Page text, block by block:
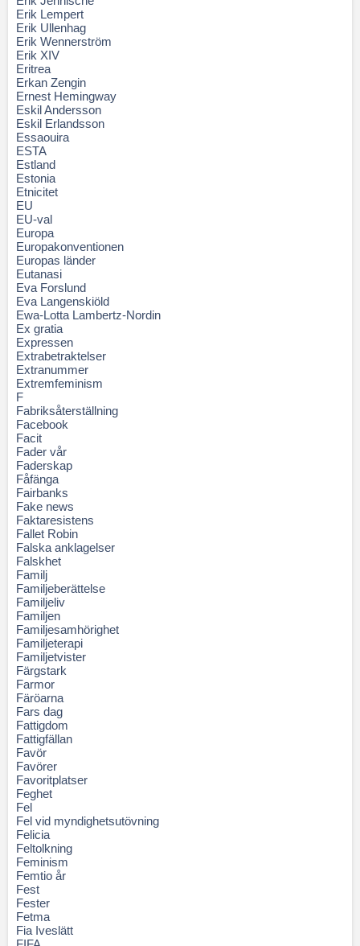
Erik Lempert
Erik Ullenhag
Erik Wennerström
Erik XIV
Eritrea
Erkan Zengin
Ernest Hemingway
Eskil Andersson
Eskil Erlandsson
Essaouira
ESTA
Estland
Estonia
Etnicitet
EU
EU-val
Europa
Europakonventionen
Europas länder
Eutanasi
Eva Forslund
Eva Langenskiöld
Ewa-Lotta Lambertz-Nordin
Ex gratia
Expressen
Extrabetraktelser
Extranummer
Extremfeminism
F
Fabriksåterställning
Facebook
Facit
Fader vår
Faderskap
Fåfänga
Fairbanks
Fake news
Faktaresistens
Fallet Robin
Falska anklagelser
Falskhet
Familj
Familjeberättelse
Familjeliv
Familjen
Familjesamhörighet
Familjeterapi
Familjetvister
Färgstark
Farmor
Färöarna
Fars dag
Fattigdom
Fattigfällan
Favör
Favörer
Favoritplatser
Feghet
Fel
Fel vid myndighetsutövning
Felicia
Feltolkning
Feminism
Femtio år
Fest
Fester
Fetma
Fia Iveslätt